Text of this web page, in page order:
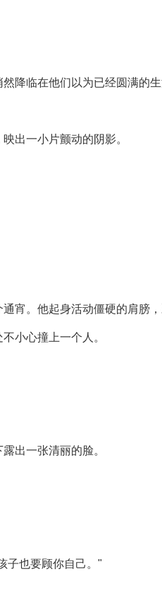
降临在他们以为已经圆满的生
出一小片颤动的阴影。
宵。他起身活动僵硬的肩膀
小心撞上一个人。
出一张清丽的脸。
子也要顾你自己。"